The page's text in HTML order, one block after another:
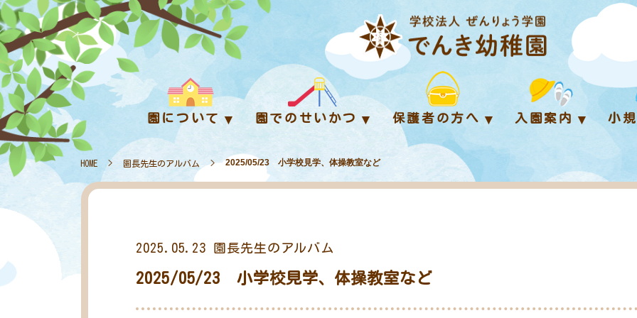
園について 園でのせいかつ 保護者の方へ 入園案内 小
HOME > 園長先生のアルバム > 2025/05/23 小学校見学、体操教室など
2025.05.23 園長先生のアルバム
2025/05/23 小学校見学、体操教室など